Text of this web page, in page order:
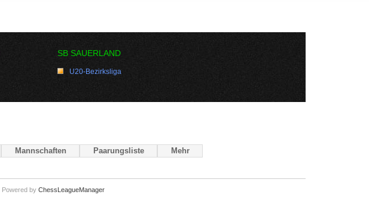
SB SAUERLAND
U20-Bezirksliga
Mannschaften Paarungsliste Mehr
Powered by ChessLeagueManager